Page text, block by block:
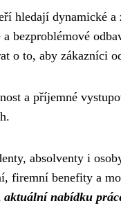
hledají dynamické a
bezproblémové
o to, aby zákazníci
a příjemné
absolventy i
firemní benefity a
aktuální nabídku